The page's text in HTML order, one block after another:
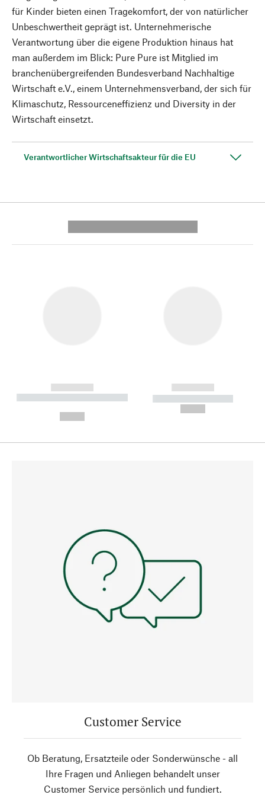
für Kinder bieten einen Tragekomfort, der von natürlicher
Unbeschwertheit geprägt ist. Unternehmerische
Verantwortung über die eigene Produktion hinaus hat
man außerdem im Blick: Pure Pure ist Mitglied im
branchenübergreifenden Bundesverband Nachhaltige
Wirtschaft e.V., einem Unternehmensverband, der sich für
Klimaschutz, Ressourceneffizienz und Diversity in der
Wirtschaft einsetzt.
Verantwortlicher Wirtschaftsakteur für die EU
------------
----------- ----------- --------
------------
----------- -----------
Customer Service
Ob Beratung, Ersatzteile oder Sonderwünsche - all
Ihre Fragen und Anliegen behandelt unser
Customer Service persönlich und fundiert.